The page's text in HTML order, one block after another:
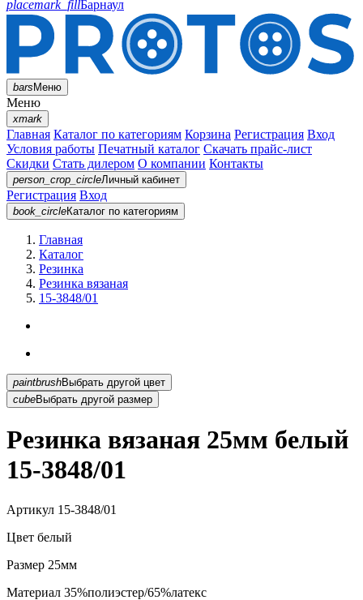
placemark_fillБарнаул
barsМеню
Меню
xmark
Главная Каталог по категориям Корзина Регистрация Вход
Условия работы Печатный каталог Скачать прайс-лист
Скидки Стать дилером О компании Контакты
person_crop_circleЛичный кабинет
Регистрация Вход
book_circleКаталог по категориям
Главная
Каталог
Резинка
Резинка вязаная
15-3848/01
paintbrush
Выбрать другой цвет
cubeВыбрать другой размер
Резинка вязаная 25мм белый
15-3848/01
Артикул 15-3848/01
Цвет белый
Размер 25мм
Материал 35%полиэстер/65%латекс